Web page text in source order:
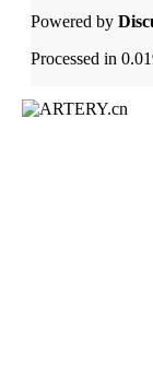
Powered by
Processed in